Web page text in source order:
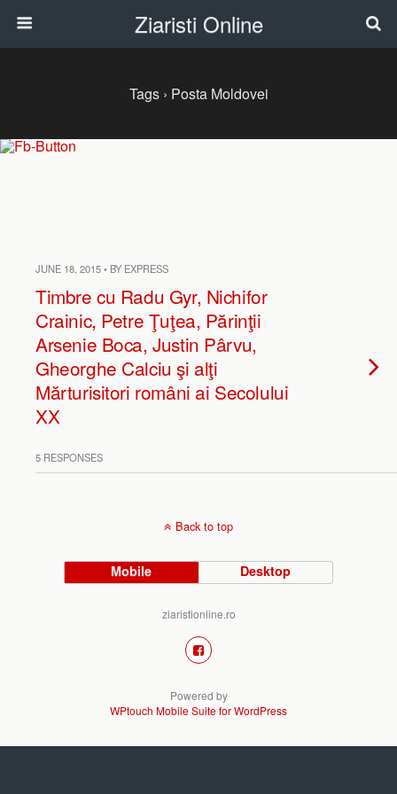
Ziaristi Online
Tags › Posta Moldovei
JUNE 18, 2015 • BY EXPRESS
Timbre cu Radu Gyr, Nichifor
Crainic, Petre Ţuţea, Părinţii
Arsenie Boca, Justin Pârvu,
Gheorghe Calciu şi alţi
Mărturisitori români ai Secolului
XX
5 RESPONSES
Back to top
Mobile Desktop
ziaristionline.ro
Powered by
WPtouch Mobile Suite for WordPress